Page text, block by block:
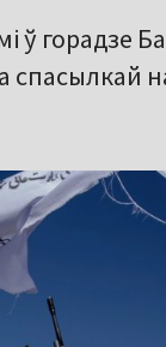
ў горадзе